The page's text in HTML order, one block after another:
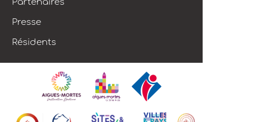
Partenaires
Presse
Résidents